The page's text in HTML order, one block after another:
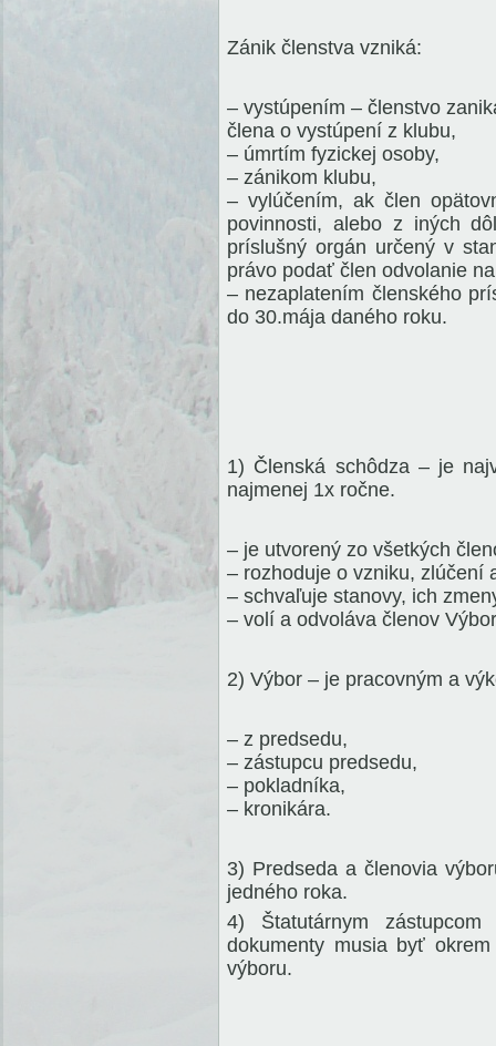
Zánik členstva vzniká:
– vystúpením – členstvo
člena o vystúpení z klubu,
– úmrtím fyzickej osoby,
– zánikom klubu,
– vylúčením, ak člen
povinnosti, alebo z iných
príslušný orgán určený v
právo podať člen odvolanie
– nezaplatením členského
do 30.mája daného roku.
1) Členská schôdza – je
najmenej 1x ročne.
– je utvorený zo všetkých
– rozhoduje o vzniku, zlúčení
– schvaľuje stanovy, ich
– volí a odvoláva členov
2) Výbor – je pracovným a
– z predsedu,
– zástupcu predsedu,
– pokladníka,
– kronikára.
3) Predseda a členovia
jedného roka.
4) Štatutárnym
dokumenty musia byť
výboru.